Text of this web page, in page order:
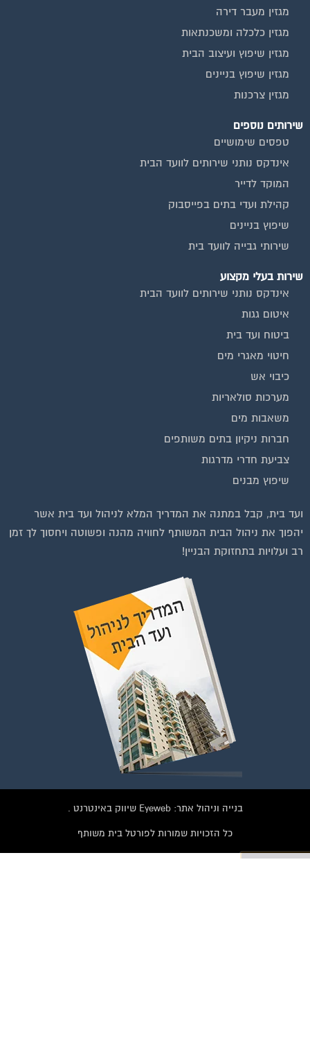
מגזין מעבר דירה
מגזין כלכלה ומשכנתאות
מגזין שיפוץ ועיצוב הבית
מגזין שיפוץ בניינים
מגזין צרכנות
שירותים נוספים
טפסים שימושיים
אינדקס נותני שירותים לוועד הבית
המוקד לדייר
קהילת ועדי בתים בפייסבוק
שיפוץ בניינים
שירותי גבייה לוועד בית
שירות בעלי מקצוע
אינדקס נותני שירותים לוועד הבית
איטום גגות
ביטוח ועד בית
חיטוי מאגרי מים
כיבוי אש
מערכות סולאריות
משאבות מים
חברות ניקיון בתים משותפים
צביעת חדרי מדרגות
שיפוץ מבנים
ועד בית, קבל במתנה את המדריך המלא לניהול ועד בית אשר
יהפוך את ניהול הבית המשותף לחוויה מהנה ופשוטה ויחסוך לך זמן
רב ועלויות בתחזוקת הבניין!
בנייה וניהול אתר: Eyeweb שיווק באינטרנט .
כל הזכויות שמורות לפורטל בית משותף
הצטרפו עכשיו לקבוצת
הפייסבוק הגדולה בישראל
הנותנת מענה לבעיות
הדיור בבית המשותף!!!
להצטרפות לחצו על התמונה או על הכפתור ושלחו בקשת הצטרפות בדף
הקבוצה
לחץ למעבר לקבוצה